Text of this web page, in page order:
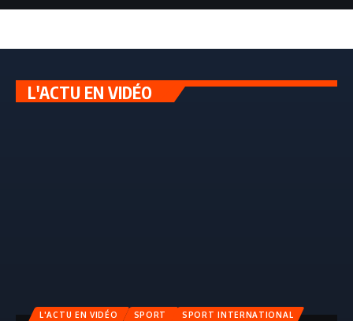
L'ACTU EN VIDÉO
L'ACTU EN VIDÉO SPORT SPORT INTERNATIONAL